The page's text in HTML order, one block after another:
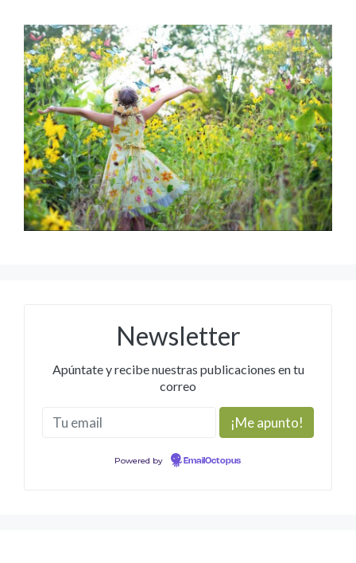
Newsletter
Apúntate y recibe nuestras publicaciones en tu
correo
Powered by EmailOctopus